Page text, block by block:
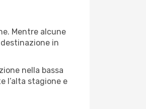
Mentre alcune
in
nella bassa
l’alta stagione e